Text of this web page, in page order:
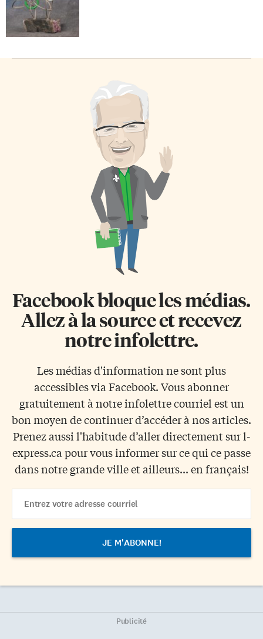
Facebook bloque les médias.
Allez à la source et recevez
notre infolettre.
Les médias d'information ne sont plus
accessibles via Facebook. Vous abonner
gratuitement à notre infolettre courriel est un
bon moyen de continuer d’accéder à nos articles.
Prenez aussi l'habitude d’aller directement sur l-
express.ca pour vous informer sur ce qui ce passe
dans notre grande ville et ailleurs... en français!
Address
Publicité